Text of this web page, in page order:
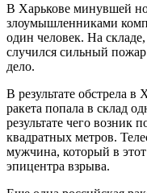
В Харькове минувшей
злоумышленниками
один человек. На
случился сильный
дело.
В результате обстрела
ракета попала в склад
результате чего возник
квадратных метров.
мужчина, который в
эпицентра взрыва.